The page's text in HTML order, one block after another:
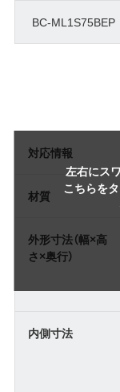
BC-ML1S75BEP
左右にス
こちらを
対応情報
材質
外形寸法（幅×高
さ×奥行）
内側寸法